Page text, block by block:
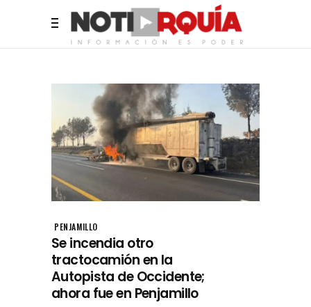
PENJAMILLO
Se incendia otro
tractocamión en la
Autopista de Occidente;
ahora fue en Penjamillo